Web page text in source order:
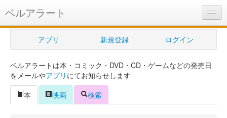
ベルアラート
ベルアラートとは
ヘルプ
新規登録
ログイン
アプリ 新規登録 ログイン
ベルアラートは本・コミック・DVD・CD・ゲームなどの発売日
をメールやアプリ にてお知らせします
本
映画 検索